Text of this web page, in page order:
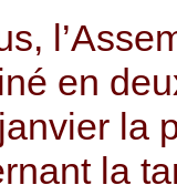
en
la
la